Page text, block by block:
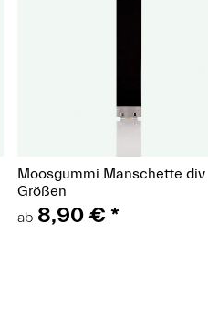
Moosgummi Manschette div.
Größen
ab 8,90 €*